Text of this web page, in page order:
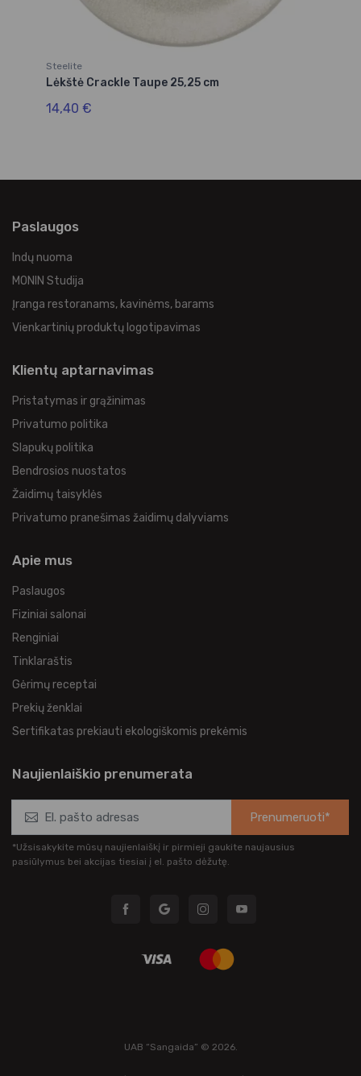
Steelite
Lėkštė Crackle Taupe 25,25 cm
14,40 €
Paslaugos
Indų nuoma
MONIN Studija
Įranga restoranams, kavinėms, barams
Vienkartinių produktų logotipavimas
Klientų aptarnavimas
Pristatymas ir grąžinimas
Privatumo politika
Slapukų politika
Bendrosios nuostatos
Žaidimų taisyklės
Privatumo pranešimas žaidimų dalyviams
Apie mus
Paslaugos
Fiziniai salonai
Renginiai
Tinklaraštis
Gėrimų receptai
Prekių ženklai
Sertifikatas prekiauti ekologiškomis prekėmis
Naujienlaiškio prenumerata
Prenumeruoti*
*Užsisakykite mūsų naujienlaiškį ir pirmieji gaukite naujausius
pasiūlymus bei akcijas tiesiai į el. pašto dėžutę.
UAB “Sangaida” © 2026.